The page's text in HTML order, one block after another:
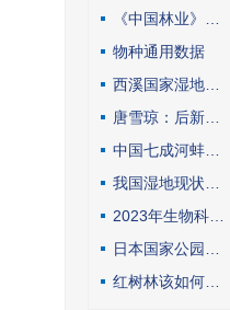
物种通用数据